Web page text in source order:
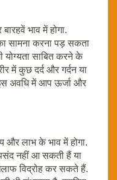
भाव में होगा.
सामना करना पड़ सकता
योग्यता साबित करने के
में कुछ दर्द और गर्दन या
अवधि में आप ऊर्जा और
और लाभ के भाव में होगा.
नहीं आ सकती हैं या
विद्रोह कर सकते हैं.